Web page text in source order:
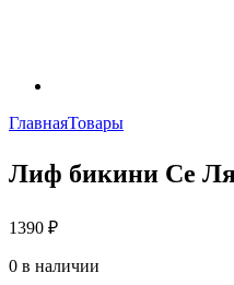
ГлавнаяТовары
Лиф бикини Се
1390 ₽
0 в наличии